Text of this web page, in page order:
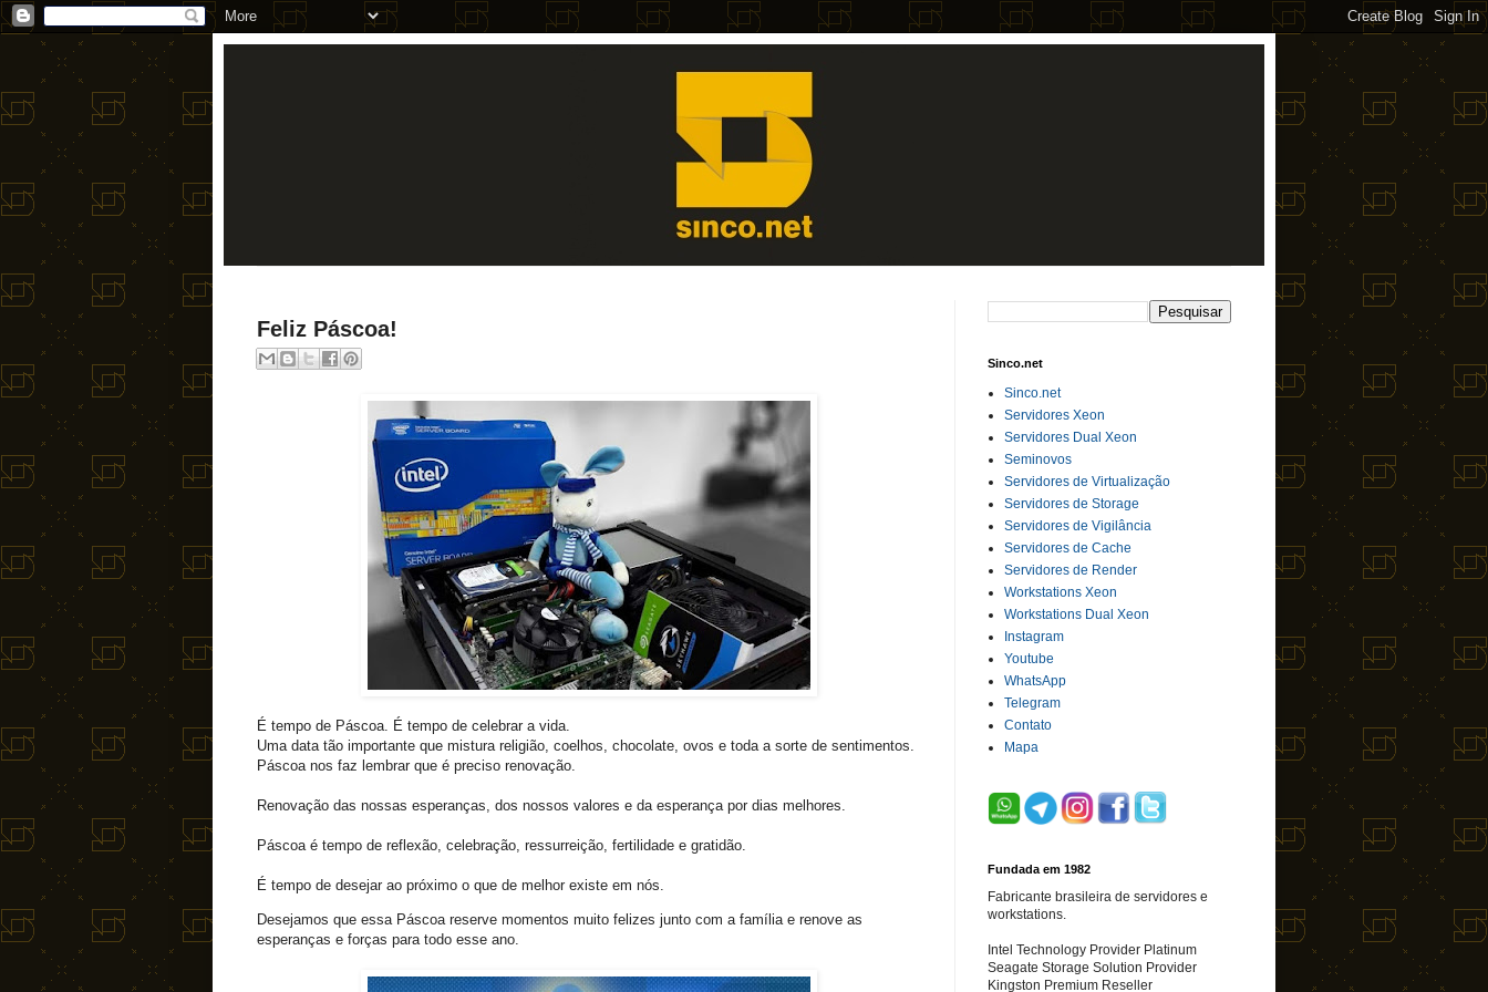
Feliz Páscoa!
É tempo de Páscoa. É tempo de celebrar a vida.
Uma data tão importante que mistura religião, coelhos, chocolate, ovos e toda a sorte de sentimentos.
Páscoa nos faz lembrar que é preciso renovação.
Renovação das nossas esperanças, dos nossos valores e da esperança por dias melhores.
Páscoa é tempo de reflexão, celebração, ressurreição, fertilidade e gratidão.
É tempo de desejar ao próximo o que de melhor existe em nós.
Desejamos que essa Páscoa reserve momentos muito felizes junto com a família e renove as
esperanças e forças para todo esse ano.
Sinco.net
Sinco.net
Servidores Xeon
Servidores Dual Xeon
Seminovos
Servidores de Virtualização
Servidores de Storage
Servidores de Vigilância
Servidores de Cache
Servidores de Render
Workstations Xeon
Workstations Dual Xeon
Instagram
Youtube
WhatsApp
Telegram
Contato
Mapa
Fundada em 1982
Fabricante brasileira de servidores e
workstations.
Intel Technology Provider Platinum
Seagate Storage Solution Provider
Kingston Premium Reseller